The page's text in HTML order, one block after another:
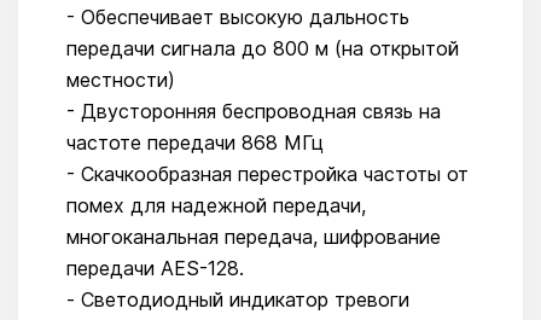
- Обеспечивает высокую дальность
передачи сигнала до 800 м (на открытой
местности)
- Двусторонняя беспроводная связь на
частоте передачи 868 МГц
- Скачкообразная перестройка частоты от
помех для надежной передачи,
многоканальная передача, шифрование
передачи AES-128.
- Светодиодный индикатор тревоги